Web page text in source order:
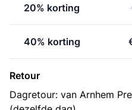
20% korting
40% korting
Retour
Dagretour: van Arnhem